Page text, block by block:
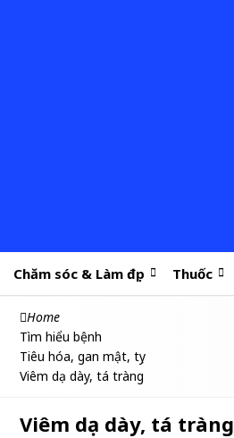
Chăm sóc & Làm đẹp Thuốc
Home
Tìm hiểu bệnh
Tiêu hóa, gan mật, tụy
Viêm dạ dày, tá tràng
Viêm dạ dày, tá tràng